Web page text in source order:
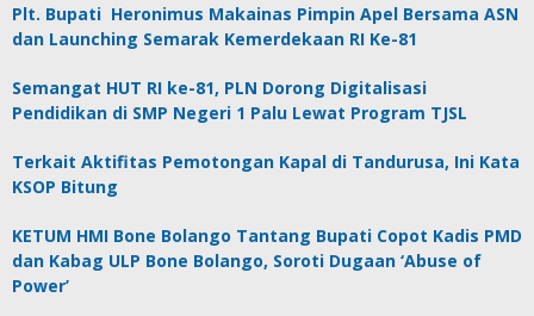
Plt. Bupati Heronimus Makainas Pimpin Apel Bersama ASN
dan Launching Semarak Kemerdekaan RI Ke-81
Semangat HUT RI ke-81, PLN Dorong Digitalisasi
Pendidikan di SMP Negeri 1 Palu Lewat Program TJSL
Terkait Aktifitas Pemotongan Kapal di Tandurusa, Ini Kata
KSOP Bitung
KETUM HMI Bone Bolango Tantang Bupati Copot Kadis PMD
dan Kabag ULP Bone Bolango, Soroti Dugaan ‘Abuse of
Power’